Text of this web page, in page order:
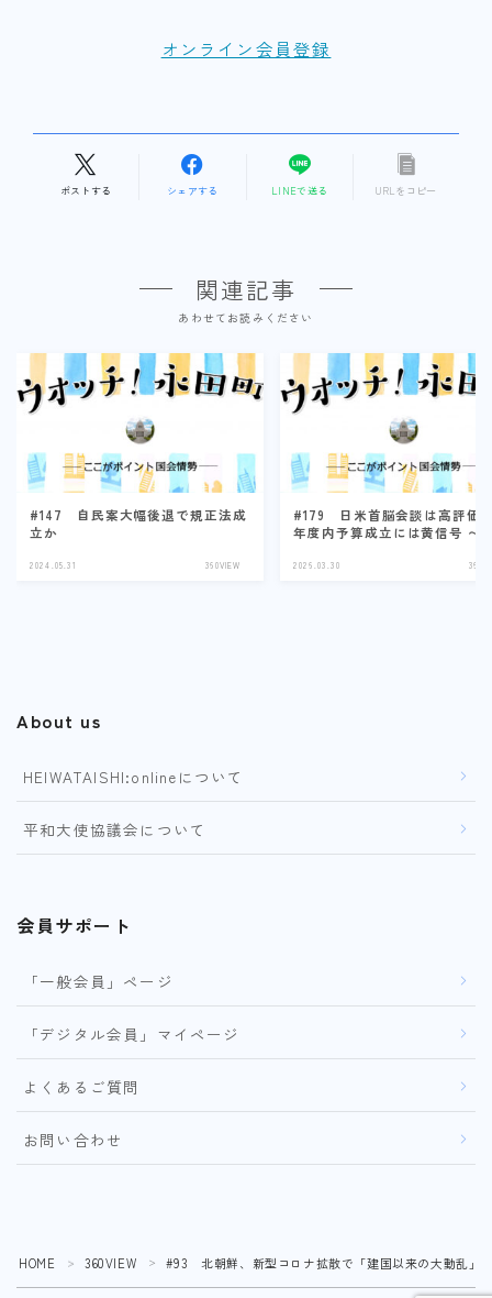
オンライン会員登録
ポストする シェアする LINEで送る URLをコピー
関連記事
あわせてお読みください
#147 自民案大幅後退で規正法成
立か
2024.05.31 360VIEW
#179 日米首脳会談は高評価
年度内予算成立には黄信号 〜
2026.03.30
About us
HEIWATAISHI:onlineについて
平和大使協議会について
会員サポート
「一般会員」ページ
「デジタル会員」マイページ
よくあるご質問
お問い合わせ
HOME ＞ 360VIEW ＞ #93 北朝鮮、新型コロナ拡散で「建国以来の大動乱」